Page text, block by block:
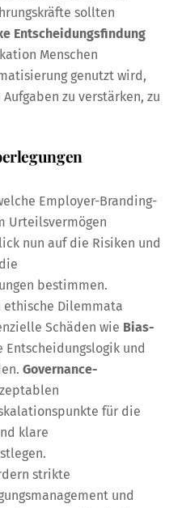
sollten
Entscheidungsfindung
Menschen
genutzt wird,
zu verstärken, zu
Employer-Branding-
Urteilsvermögen
nun auf die Risiken und
bestimmen.
ethische Dilemmata
Schäden wie Bias-
Entscheidungslogik und
Governance-
für die
klare
strikte
und